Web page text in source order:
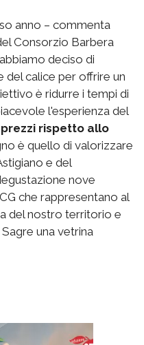
anno – commenta
Consorzio Barbera
deciso di
del calice per offrire un
è ridurre i tempi di
l'esperienza del
rispetto allo
è quello di valorizzare
e del
nove
che rappresentano al
del nostro territorio e
una vetrina